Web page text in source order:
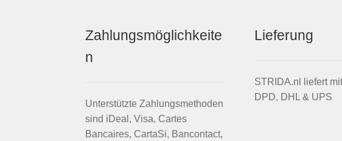
Zahlungsmöglichkeite
n
Unterstützte Zahlungsmethoden
sind iDeal, Visa, Cartes
Bancaires, CartaSi, Bancontact,
Lieferung
STRIDA.nl liefert
DPD, DHL & UPS